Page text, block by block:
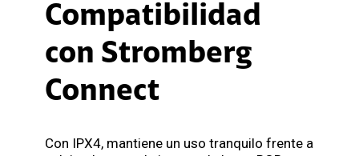
Compatibilidad
con Stromberg
Connect
Con IPX4, mantiene un uso tranquilo frente a